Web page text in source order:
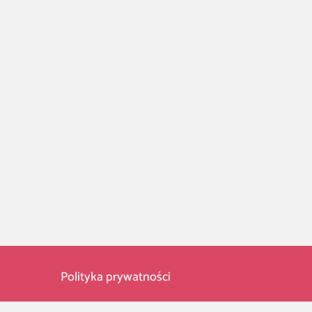
Polityka prywatności